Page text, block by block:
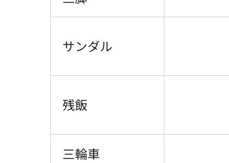
サンダル
残飯
三輪車